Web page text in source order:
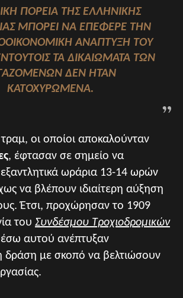
ΠΟΡΕΊΑ ΤΗΣ ΕΛΛΗΝΙΚΉΣ
ΜΠΟΡΕΊ ΝΑ ΕΠΈΦΕΡΕ ΤΗΝ
ΑΝΆΠΤΥΞΗ ΤΟΥ
ΤΑ ΔΙΚΑΙΏΜΑΤΑ ΤΩΝ
ΔΕΝ ΉΤΑΝ
ΚΑΤΟΧΥΡΩΜΈΝΑ.
οι οποίοι αποκαλούνταν
, έφτασαν σε σημείο να
εξαντλητικά ωράρια 13-14 ωρών
να βλέπουν ιδιαίτερη αύξηση
Έτσι, προχώρησαν το 1909
του Συνδέσμου Τροχιοδρομικών
αυτού ανέπτυξαν
δράση με σκοπό να βελτιώσουν